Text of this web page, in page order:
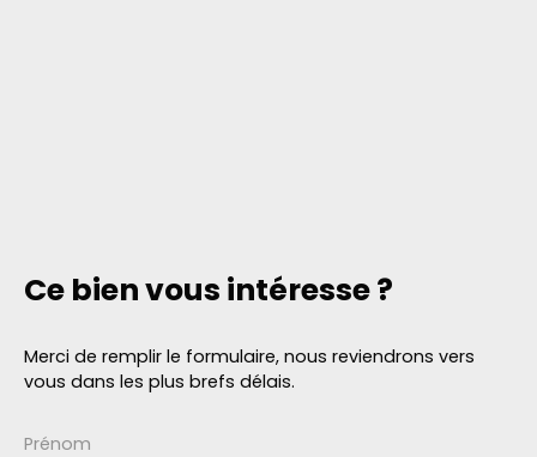
Ce bienvous intéresse ?
Merci de remplir le formulaire, nous reviendrons vers
vous dans les plus brefs délais.
Prénom